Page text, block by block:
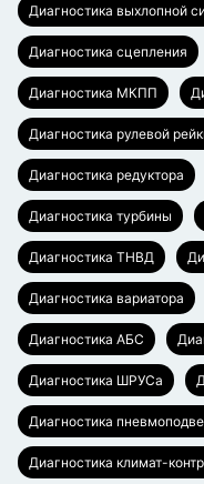
Диагностика выхлопной
Диагностика сцепления
Диагностика МКПП
Диагностика рулевой
Диагностика редуктора
Диагностика турбины
Диагностика ТНВД
Диагностика вариатора
Диагностика АБС
Диагностика ШРУСа
Диагностика
Диагностика климат-